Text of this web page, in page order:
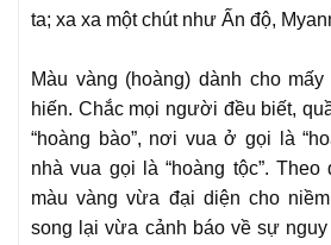
ta; xa xa một chút như Ấn độ,
Màu vàng (hoàng) dành cho
hiến. Chắc mọi người đều biết,
“hoàng bào”, nơi vua ở gọi là
nhà vua gọi là “hoàng tộc”.
màu vàng vừa đại diện cho
song lại vừa cảnh báo về sự